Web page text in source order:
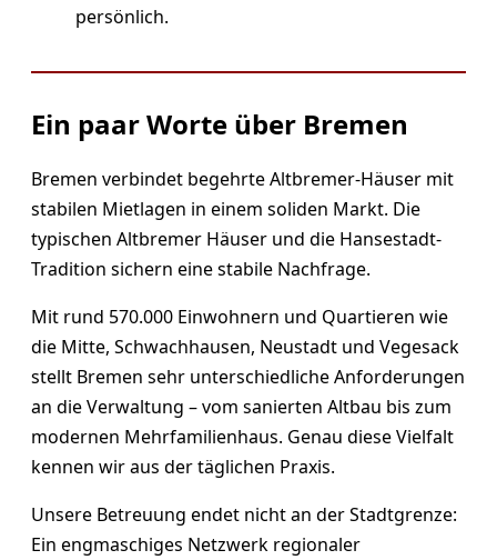
persönlich.
Ein paar Worte über Bremen
Bremen verbindet begehrte Altbremer-Häuser mit
stabilen Mietlagen in einem soliden Markt. Die
typischen Altbremer Häuser und die Hansestadt-
Tradition sichern eine stabile Nachfrage.
Mit rund 570.000 Einwohnern und Quartieren wie
die Mitte, Schwachhausen, Neustadt und Vegesack
stellt Bremen sehr unterschiedliche Anforderungen
an die Verwaltung – vom sanierten Altbau bis zum
modernen Mehrfamilienhaus. Genau diese Vielfalt
kennen wir aus der täglichen Praxis.
Unsere Betreuung endet nicht an der Stadtgrenze:
Ein engmaschiges Netzwerk regionaler